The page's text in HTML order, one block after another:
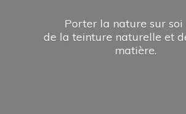
Porter la nature sur soi
de la teinture naturelle et
matière.